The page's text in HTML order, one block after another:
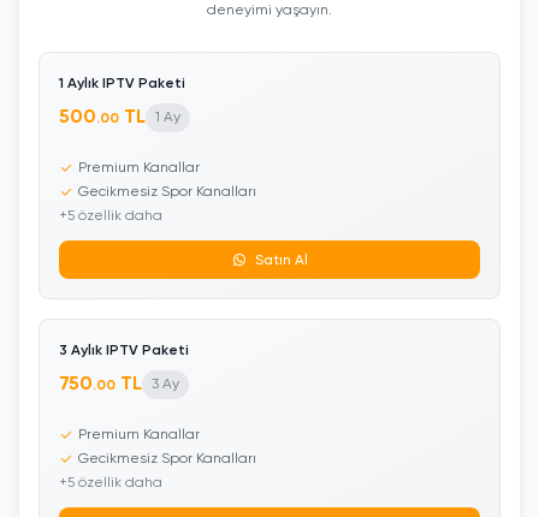
deneyimi yaşayın.
1 Aylık IPTV Paketi
500.00 TL 1 Ay
Premium Kanallar
Gecikmesiz Spor Kanalları
+5 özellik daha
Satın Al
3 Aylık IPTV Paketi
750.00 TL 3 Ay
Premium Kanallar
Gecikmesiz Spor Kanalları
+5 özellik daha